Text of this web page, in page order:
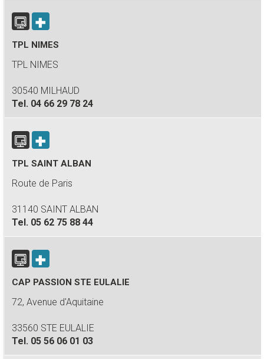
TPL NIMES
TPL NIMES
30540 MILHAUD
Tel. 04 66 29 78 24
TPL SAINT ALBAN
Route de Paris
31140 SAINT ALBAN
Tel. 05 62 75 88 44
CAP PASSION STE EULALIE
72, Avenue d'Aquitaine
33560 STE EULALIE
Tel. 05 56 06 01 03